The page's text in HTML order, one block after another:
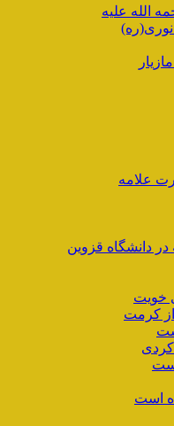
الله علیه
نوری(ره)
علامه
دانشگاه قزوین
خویت
کرمت
است